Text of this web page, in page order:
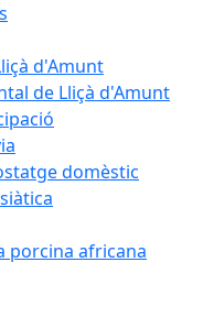
d'Amunt
de Lliçà d'Amunt
domèstic
porcina africana